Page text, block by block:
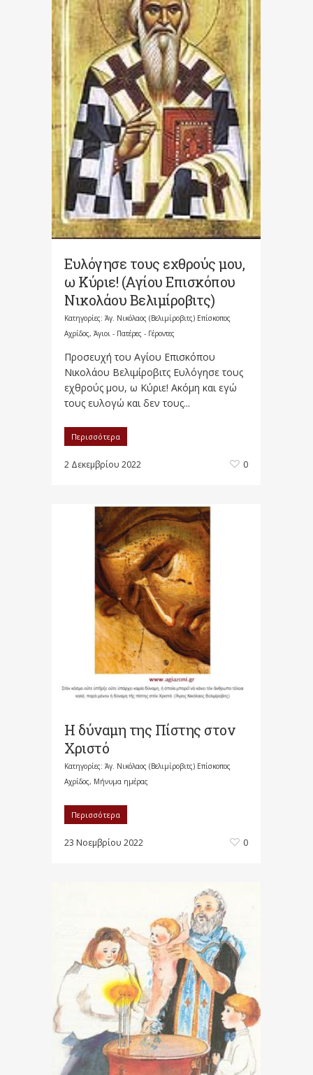
Ευλόγησε τους εχθρούς μου,
ω Κύριε! (Αγίου Επισκόπου
Νικολάου Βελιμίροβιτς)
Κατηγορίες: Άγ. Νικόλαος (Βελιμίροβιτς) Επίσκοπος
Αχρίδος, Άγιοι - Πατέρες - Γέροντες
Προσευχή του Αγίου Επισκόπου
Νικολάου Βελιμίροβιτς Ευλόγησε τους
εχθρούς μου, ω Κύριε! Ακόμη και εγώ
τους ευλογώ και δεν τους...
Περισσότερα
2 Δεκεμβρίου 2022 0
Η δύναμη της Πίστης στον
Χριστό
Κατηγορίες: Άγ. Νικόλαος (Βελιμίροβιτς) Επίσκοπος
Αχρίδος, Μήνυμα ημέρας
Περισσότερα
23 Νοεμβρίου 2022 0